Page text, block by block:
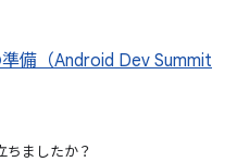
備（Android Dev Summit
ちましたか？